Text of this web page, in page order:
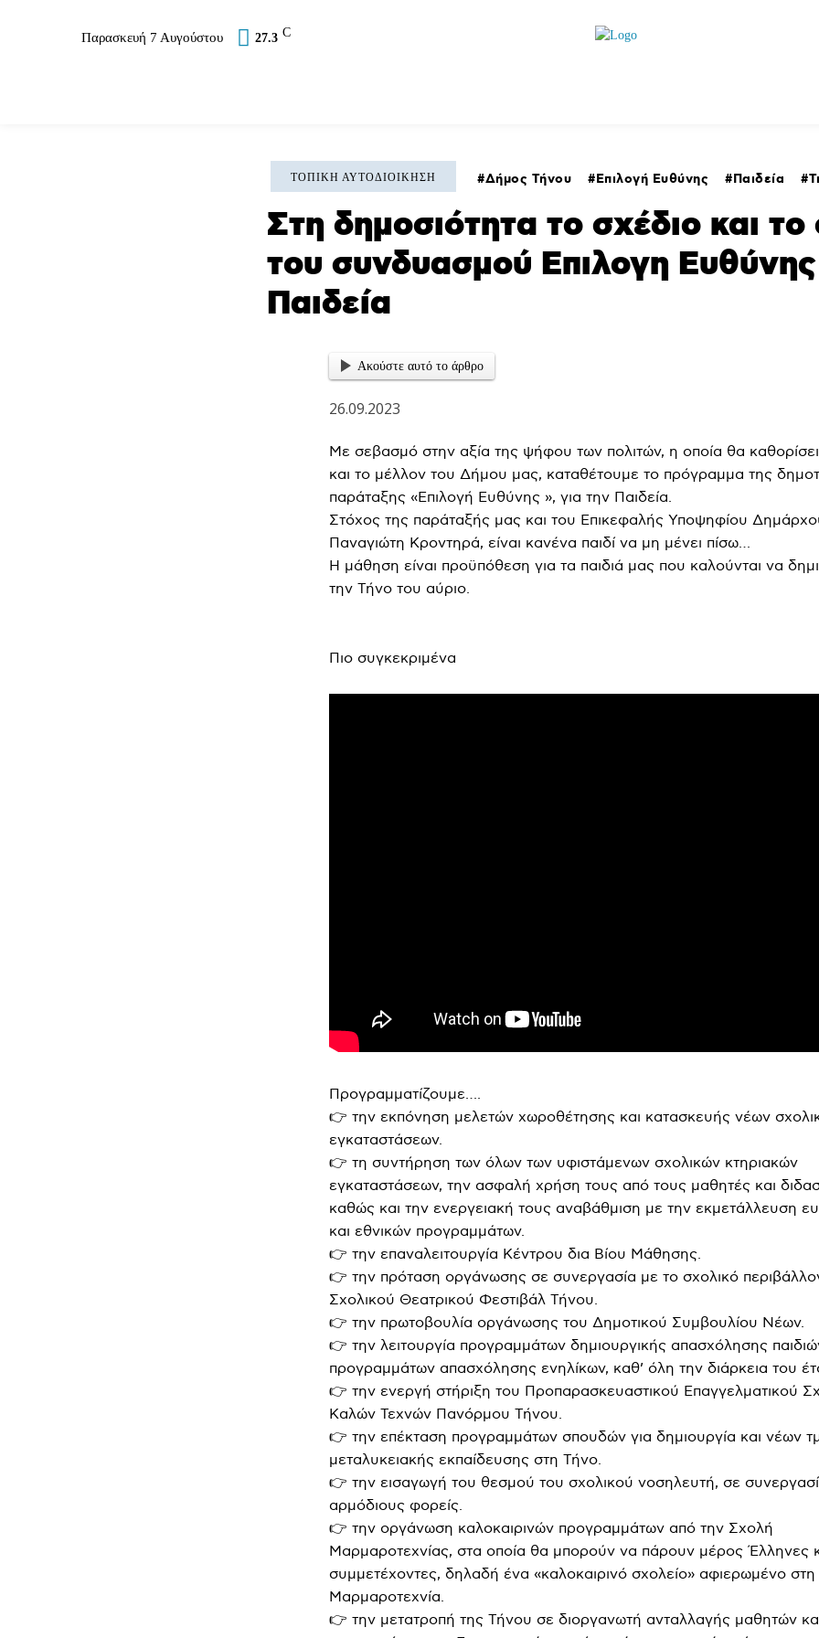
Παρασκευή 7 Αυγούστου 27.3 C
ΤΟΠΙΚΉ ΑΥΤΟΔΙΟΊΚΗΣΗ Δήμος Τήνου Επιλογή Ευθύνης Παιδεία
Στη δημοσιότητα το σχέδιο και
του συνδυασμού Επιλογη
Παιδεία
Ακούστε αυτό το άρθρο
26.09.2023
Με σεβασμό στην αξία της ψήφου των πολιτών, η οποία θα
και το μέλλον του Δήμου μας, καταθέτουμε το πρόγραμμα της
παράταξης «Επιλογή Ευθύνης », για την Παιδεία.
Στόχος της παράταξής μας και του Επικεφαλής Υποψηφίου
Παναγιώτη Κροντηρά, είναι κανένα παιδί να μη μένει πίσω…
Η μάθηση είναι προϋπόθεση για τα παιδιά μας που καλούνται να
την Τήνο του αύριο.
Πιο συγκεκριμένα
Προγραμματίζουμε….
👉 την εκπόνηση μελετών χωροθέτησης και κατασκευής νέων
εγκαταστάσεων.
👉 τη συντήρηση των όλων των υφιστάμενων σχολικών κτηριακών
εγκαταστάσεων, την ασφαλή χρήση τους από τους μαθητές και
καθώς και την ενεργειακή τους αναβάθμιση με την εκμετάλλευση
και εθνικών προγραμμάτων.
👉 την επαναλειτουργία Κέντρου δια Βίου Μάθησης.
👉 την πρόταση οργάνωσης σε συνεργασία με το σχολικό
Σχολικού Θεατρικού Φεστιβάλ Τήνου.
👉 την πρωτοβουλία οργάνωσης του Δημοτικού Συμβουλίου Νέων.
👉 την λειτουργία προγραμμάτων δημιουργικής απασχόλησης
προγραμμάτων απασχόλησης ενηλίκων, καθ’ όλη την διάρκεια του
👉 την ενεργή στήριξη του Προπαρασκευαστικού Επαγγελματικού
Καλών Τεχνών Πανόρμου Τήνου.
👉 την επέκταση προγραμμάτων σπουδών για δημιουργία και νέων
μεταλυκειακής εκπαίδευσης στη Τήνο.
👉 την εισαγωγή του θεσμού του σχολικού νοσηλευτή, σε
αρμόδιους φορείς.
👉 την οργάνωση καλοκαιρινών προγραμμάτων από την Σχολή
Μαρμαροτεχνίας, στα οποία θα μπορούν να πάρουν μέρος Έλληνες
συμμετέχοντες, δηλαδή ένα «καλοκαιρινό σχολείο» αφιερωμένο στη
Μαρμαροτεχνία.
👉 την μετατροπή της Τήνου σε διοργανωτή ανταλλαγής μαθητών